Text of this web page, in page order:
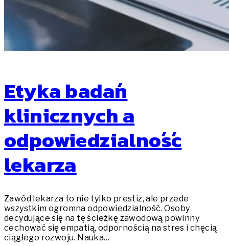
Etyka badań
klinicznych a
odpowiedzialność
lekarza
Zawód lekarza to nie tylko prestiż, ale przede
wszystkim ogromna odpowiedzialność. Osoby
decydujące się na tę ścieżkę zawodową powinny
cechować się empatią, odpornością na stres i chęcią
ciągłego rozwoju. Nauka…